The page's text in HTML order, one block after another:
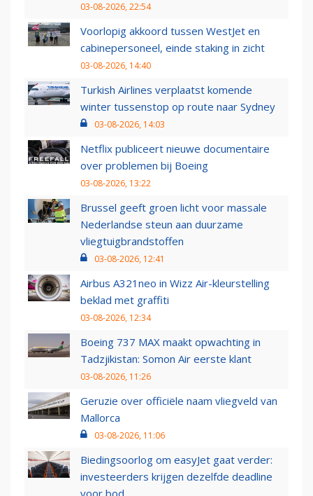
03-08-2026, 22:54
Voorlopig akkoord tussen WestJet en
cabinepersoneel, einde staking in zicht
03-08-2026, 14:40
Turkish Airlines verplaatst komende
winter tussenstop op route naar Sydney
03-08-2026, 14:03
Netflix publiceert nieuwe documentaire
over problemen bij Boeing
03-08-2026, 13:22
Brussel geeft groen licht voor massale
Nederlandse steun aan duurzame
vliegtuigbrandstoffen
03-08-2026, 12:41
Airbus A321neo in Wizz Air-kleurstelling
beklad met graffiti
03-08-2026, 12:34
Boeing 737 MAX maakt opwachting in
Tadzjikistan: Somon Air eerste klant
03-08-2026, 11:26
Geruzie over officiële naam vliegveld van
Mallorca
03-08-2026, 11:06
Biedingsoorlog om easyJet gaat verder:
investeerders krijgen dezelfde deadline